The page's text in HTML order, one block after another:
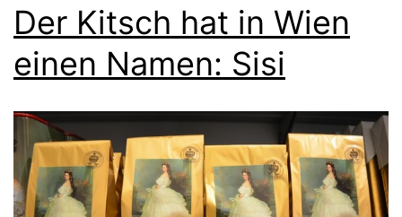
Der Kitsch hat in Wien
einen Namen: Sisi